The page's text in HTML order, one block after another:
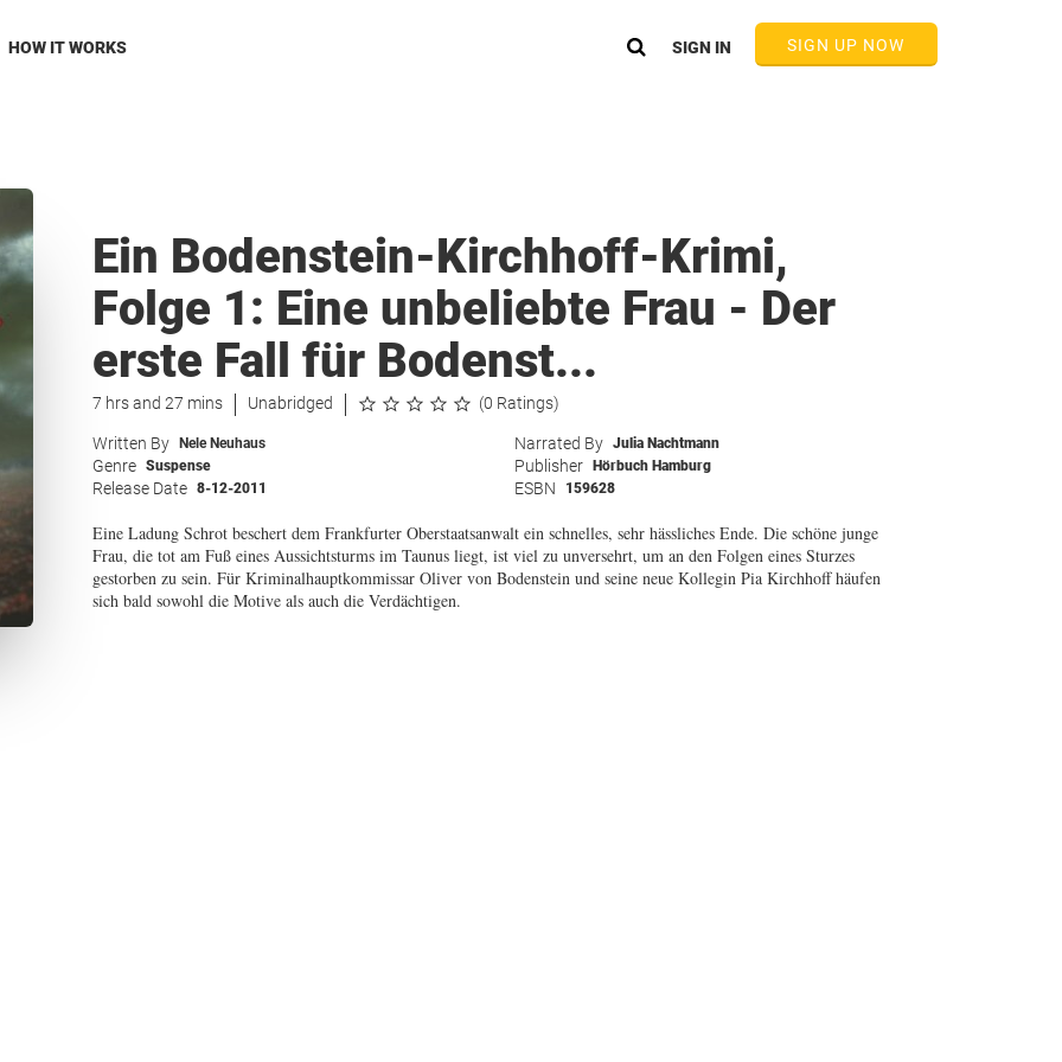
HOW IT WORKS SIGN UP NOW
SIGN IN
Ein Bodenstein-Kirchhoff-Krimi,
Folge 1: Eine unbeliebte Frau - Der
erste Fall für Bodenst...
7 hrs and 27 mins Unabridged (0 Ratings)
Written By Nele Neuhaus Narrated By Julia Nachtmann
Genre Suspense Publisher Hörbuch Hamburg
Release Date 8-12-2011 ESBN 159628
Eine Ladung Schrot beschert dem Frankfurter Oberstaatsanwalt ein schnelles, sehr hässliches Ende. Die schöne junge
Frau, die tot am Fuß eines Aussichtsturms im Taunus liegt, ist viel zu unversehrt, um an den Folgen eines Sturzes
gestorben zu sein. Für Kriminalhauptkommissar Oliver von Bodenstein und seine neue Kollegin Pia Kirchhoff häufen
sich bald sowohl die Motive als auch die Verdächtigen.